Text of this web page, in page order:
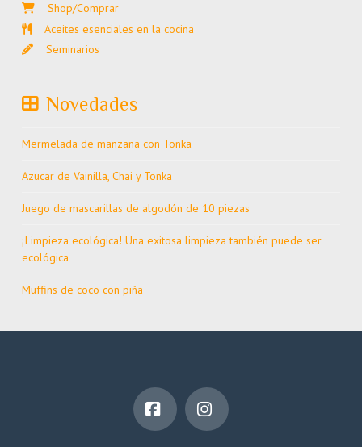
Shop/Comprar
Aceites esenciales en la cocina
Seminarios
Novedades
Mermelada de manzana con Tonka
Azucar de Vainilla, Chai y Tonka
Juego de mascarillas de algodón de 10 piezas
¡Limpieza ecológica! Una exitosa limpieza también puede ser
ecológica
Muffins de coco con piña